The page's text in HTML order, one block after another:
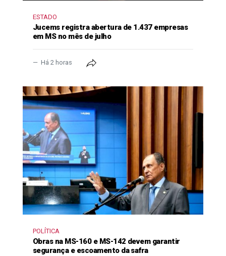
ESTADO
Jucems registra abertura de 1.437 empresas
em MS no mês de julho
Há 2 horas
POLÍTICA
Obras na MS-160 e MS-142 devem garantir
segurança e escoamento da safra